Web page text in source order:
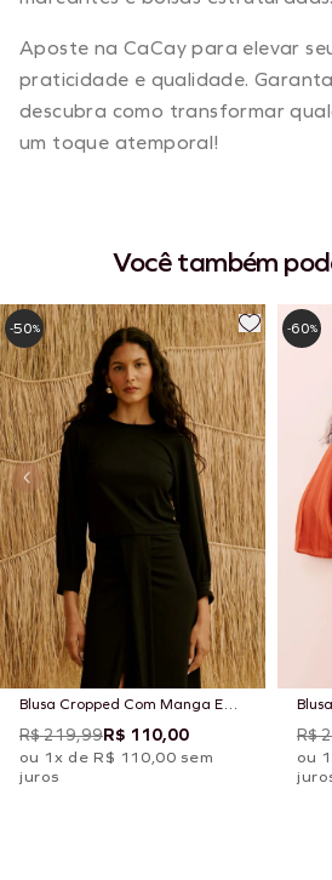
Aposte na CaCay para elevar
praticidade e qualidade.
descubra como transformar
um toque atemporal!
Você também
Blusa Cropped Com Manga E
Punho
R$ 219,99R$ 110,00
ou 1x de R$ 110,00 sem
juros
-50%
R$
ou
-60%